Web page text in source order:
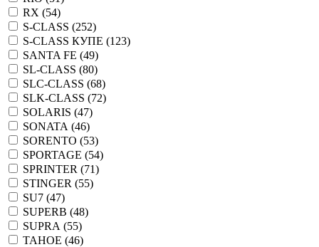
RX (54)
S-CLASS (252)
S-CLASS КУПЕ (123)
SANTA FE (49)
SL-CLASS (80)
SLC-CLASS (68)
SLK-CLASS (72)
SOLARIS (47)
SONATA (46)
SORENTO (53)
SPORTAGE (54)
SPRINTER (71)
STINGER (55)
SU7 (47)
SUPERB (48)
SUPRA (55)
TAHOE (46)